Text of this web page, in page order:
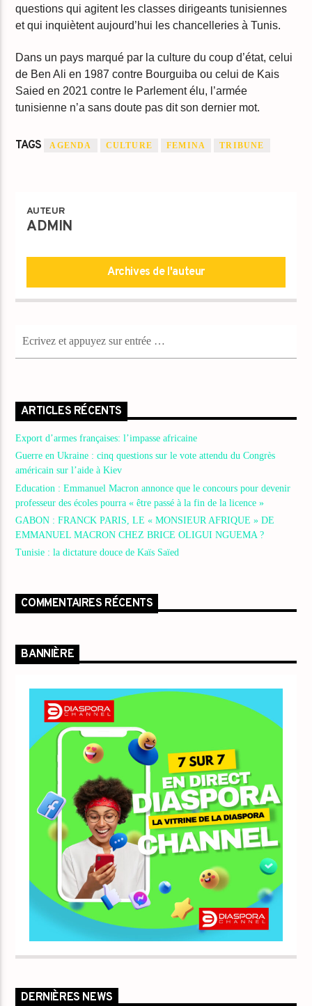
questions qui agitent les classes dirigeants tunisiennes
et qui inquiètent aujourd’hui les chancelleries à Tunis.
Dans un pays marqué par la culture du coup d’état, celui
de Ben Ali en 1987 contre Bourguiba ou celui de Kais
Saied en 2021 contre le Parlement élu, l’armée
tunisienne n’a sans doute pas dit son dernier mot.
TAGS AGENDA CULTURE FEMINA TRIBUNE
AUTEUR
ADMIN
Archives de l'auteur
ARTICLES RÉCENTS
Export d’armes françaises: l’impasse africaine
Guerre en Ukraine : cinq questions sur le vote attendu du Congrès
américain sur l’aide à Kiev
Education : Emmanuel Macron annonce que le concours pour devenir
professeur des écoles pourra « être passé à la fin de la licence »
GABON : FRANCK PARIS, LE « MONSIEUR AFRIQUE » DE
EMMANUEL MACRON CHEZ BRICE OLIGUI NGUEMA ?
Tunisie : la dictature douce de Kaïs Saïed
COMMENTAIRES RÉCENTS
BANNIÈRE
DERNIÈRES NEWS